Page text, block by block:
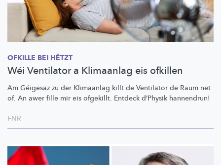
OFKILLE BEI HËTZT
Wéi Ventilator a Klimaanlag eis ofkillen
Am Géigesaz zu der Klimaanlag killt de Ventilator de Raum net
of. An awer fille mir eis ofgekillt. Entdeck d’Physik hannendrun!
FNR